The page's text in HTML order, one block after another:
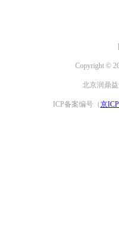
Copyright ©
北京润鼎
ICP备案编号（京